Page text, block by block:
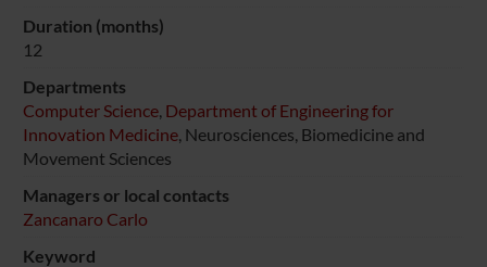
Duration (months)
12
Departments
Computer Science, Department of Engineering for
Innovation Medicine, Neurosciences, Biomedicine and
Movement Sciences
Managers or local contacts
Zancanaro Carlo
Keyword